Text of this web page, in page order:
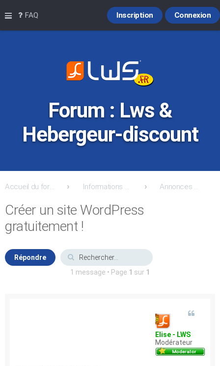
Raccourcis
FAQ Connexion
Inscription
Forum : Lws &
Hebergeur-discount
Accueil du forum Informations Hebergeur-Discount.com & lws Annonces & nouveautés Hebergeur-Discount & Lws
Créer un site WordPress
gratuitement !
Répondre
1 message • Page 1 sur 1
Elise - LWS
Modérateur